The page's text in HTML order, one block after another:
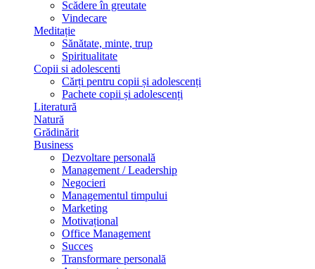
Scădere în greutate
Vindecare
Meditație
Sănătate, minte, trup
Spiritualitate
Copii si adolescenti
Cărți pentru copii și adolescenți
Pachete copii și adolescenți
Literatură
Natură
Grădinărit
Business
Dezvoltare personală
Management / Leadership
Negocieri
Managementul timpului
Marketing
Motivațional
Office Management
Succes
Transformare personală